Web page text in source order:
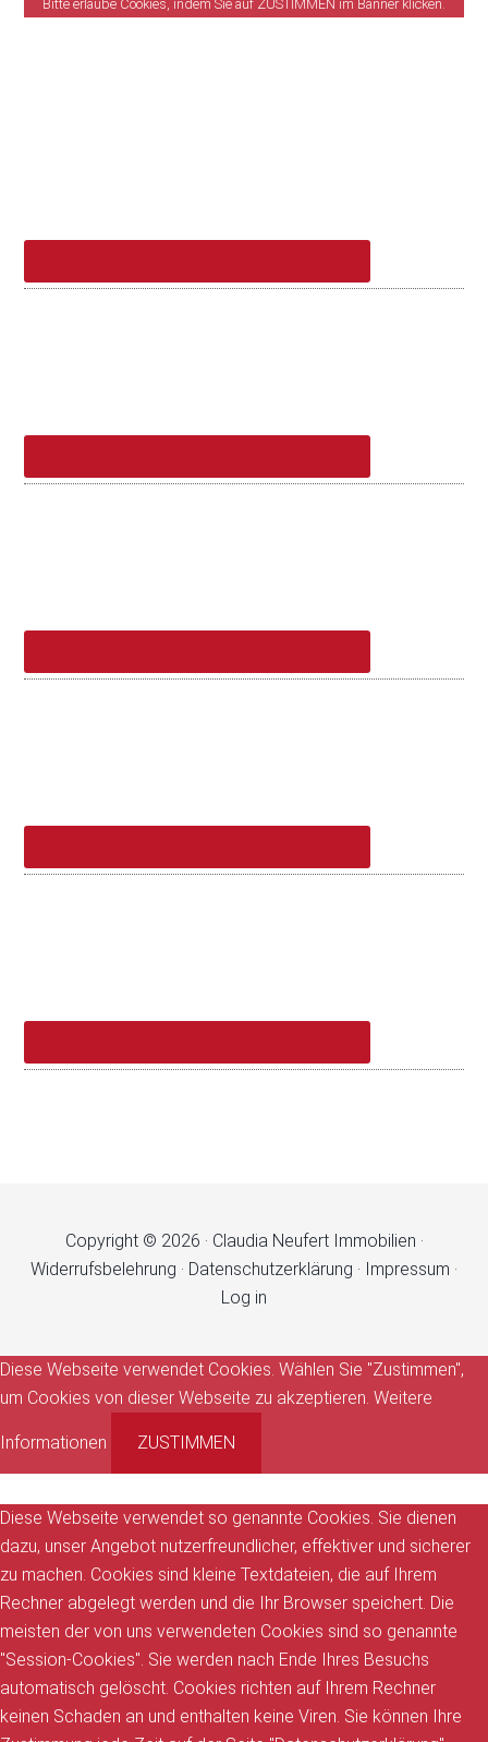
Bitte erlaube Cookies, indem Sie auf ZUSTIMMEN im Banner klicken.
Copyright © 2026 · Claudia Neufert Immobilien ·
Widerrufsbelehrung · Datenschutzerklärung · Impressum ·
Log in
Diese Webseite verwendet Cookies. Wählen Sie "Zustimmen",
um Cookies von dieser Webseite zu akzeptieren. Weitere
Informationen ZUSTIMMEN
Diese Webseite verwendet so genannte Cookies. Sie dienen
dazu, unser Angebot nutzerfreundlicher, effektiver und sicherer
zu machen. Cookies sind kleine Textdateien, die auf Ihrem
Rechner abgelegt werden und die Ihr Browser speichert. Die
meisten der von uns verwendeten Cookies sind so genannte
"Session-Cookies". Sie werden nach Ende Ihres Besuchs
automatisch gelöscht. Cookies richten auf Ihrem Rechner
keinen Schaden an und enthalten keine Viren. Sie können Ihre